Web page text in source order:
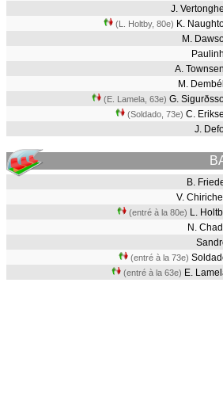
J.
(L. Holtby, 80e) K.
M.
A.
M.
(E. Lamela, 63e) G.
(Soldado, 73e) C.
J.
B.
V.
(entré à la 80e) L.
N.
(entré à la 73e)
(entré à la 63e) E.